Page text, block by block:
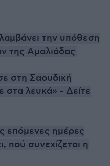
την υπόθεση
της Αμαλιάδας
στη Σαουδική
στα λευκά» - Δείτε
επόμενες ημέρες
πού συνεχίζεται η